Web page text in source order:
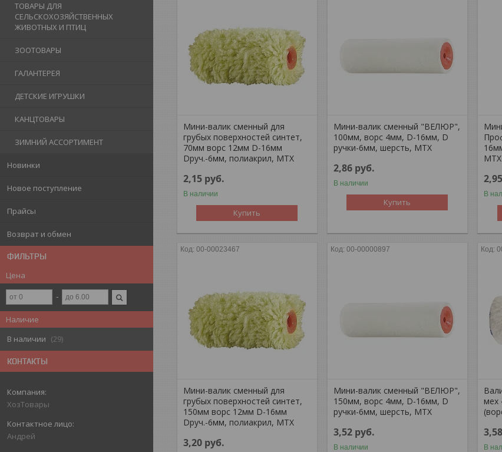
ТОВАРЫ ДЛЯ
СЕЛЬСКОХОЗЯЙСТВЕННЫХ
ЖИВОТНЫХ И ПТИЦ
ЗООТОВАРЫ
ГАЛАНТЕРЕЯ
ДЕТСКИЕ ИГРУШКИ
КАНЦТОВАРЫ
ЗИМНИЙ АССОРТИМЕНТ
Новинки
Новое поступление
Прайсы
Возврат и обмен
ФИЛЬТРЫ
Цена
Наличие
В наличии
29
КОНТАКТЫ
ХозТовары
Андрей
Мини-валик сменный для
грубых поверхностей синтет,
70мм ворс 12мм D-16мм
Dруч.-6мм, полиакрил, MTX
2,15 руб.
В наличии
Купить
Мини-валик сменный "ВЕЛЮР",
100мм, ворс 4мм, D-16мм, D
ручки-6мм, шерсть, MTX
2,86 руб.
В наличии
Купить
MTX
2,95
В
00-00023467
Мини-валик сменный для
грубых поверхностей синтет,
150мм ворс 12мм D-16мм
Dруч.-6мм, полиакрил, MTX
3,20 руб.
00-00000897
Мини-валик сменный "ВЕЛЮР",
150мм, ворс 4мм, D-16мм, D
ручки-6мм, шерсть, MTX
3,52 руб.
В наличии
мех
3,58
В